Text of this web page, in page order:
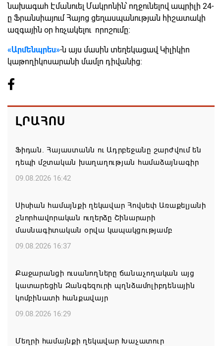
նախագահ Էմանուել Մակրոնին՝ ողջունելով ապրիլի 24-
ը Ֆրանսիայում Հայոց ցեղասպանության հիշատակի
ազգային օր հռչակելու որոշումը:
«Արմենպրես»-ն այս մասին տեղեկացավ Կիլիկիո
կաթողիկոսարանի մամլո դիվանից:
ԼՐԱՀՈՍ
Ֆիդան. Հայաստանն ու Ադրբեջանը շարժվում են
դեպի մշտական խաղաղության համաձայնագիր
09.08.2026 16:42
Սիսիան համայնքի ղեկավար Հովսեփ Առաքելյանի
շնորհավորական ուղերձը Շինարարի
մասնագիտական օրվա կապակցությամբ
09.08.2026 16:37
Քաջարանցի ուսանողները ճանաչողական այց
կատարեցին Զանգեզուրի պղնձամոլիբդենային
կոմբինատի հանքավայր
09.08.2026 16:29
Մեղրի համայնքի ղեկավար Խաչատուր